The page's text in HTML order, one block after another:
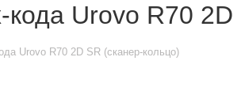
Urovo R70 2D
Urovo R70 2D SR (сканер-кольцо)